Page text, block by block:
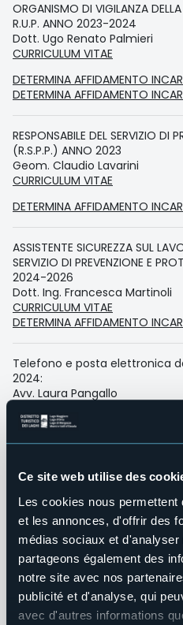
Ce site web utilise des
Les cookies nous
et les annonces, d'offrir des
médias sociaux et d'analyser
partageons également des
notre site avec nos
publicité et d'analyse, qui
avec d'autres informations
ORGANISMO DI VIGILANZA
R.U.P. ANNO 2023-2024
Dott. Ugo Renato Palmieri
CURRICULUM VITAE
DETERMINA AFFIDAMENTO
DETERMINA AFFIDAMENTO
RESPONSABILE DEL SERVIZIO DI
(R.S.P.P.) ANNO 2023
Geom. Claudio Lavarini
CURRICULUM VITAE
DETERMINA AFFIDAMENTO
ASSISTENTE SICUREZZA SUL
SERVIZIO DI PREVENZIONE E
2024-2026
Dott. Ing. Francesca Martinoli
CURRICULUM VITAE
DETERMINA AFFIDAMENTO
Telefono e posta elettronica
2024:
Avv. Laura Pangallo
e-mailpangallo@orionweb.it
2027:
Dott. Ing. Danilo Roggi c/o
Via E. Montale, 26 – 28021
Tel.: 0322 211033
e-mail:
PEC: